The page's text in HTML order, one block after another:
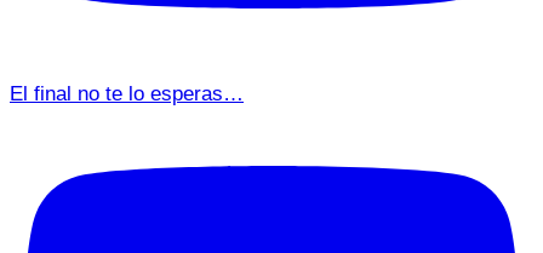
El final no te lo esperas…